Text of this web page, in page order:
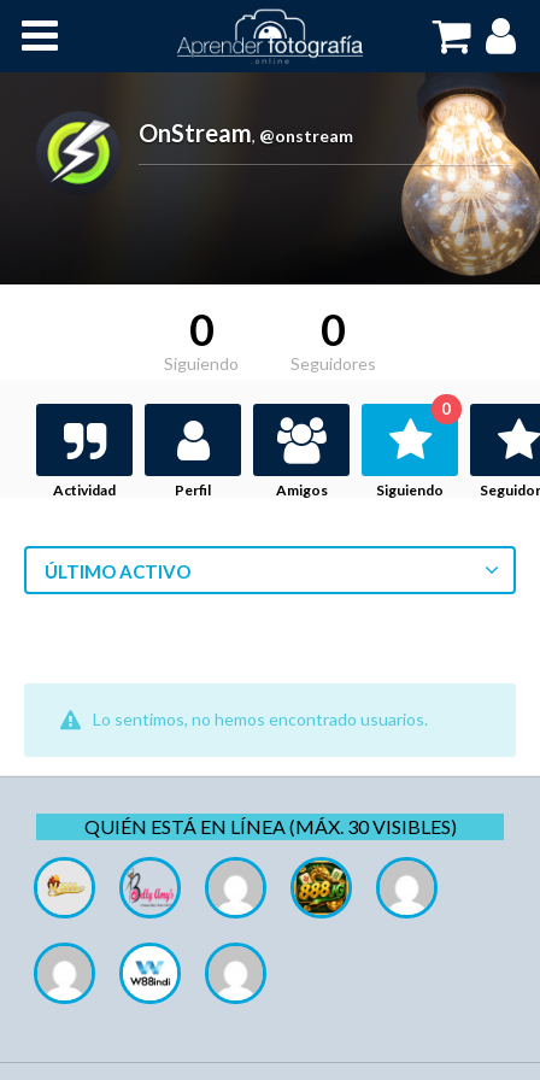
Cursos OnLine
OnStream, @onstream
0
Siguiendo
0
Seguidores
Actividad Perfil Amigos Siguiendo
0
ÚLTIMO ACTIVO
Lo sentimos, no hemos encontrado usuarios.
QUIÉN ESTÁ EN LÍNEA (MÁX. 30 VISIBLES)